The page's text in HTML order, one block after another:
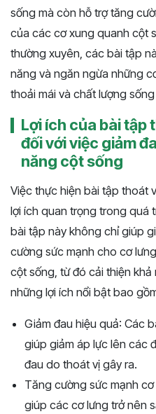
sống mà còn hỗ trợ tăng
của các cơ xung quanh cột
thường xuyên, các bài tập
năng và ngăn ngừa những
thoải mái và chất lượng
Lợi ích của bài tập
đối với việc giảm
năng cột sống
Việc thực hiện bài tập thoát
lợi ích quan trọng trong quá
bài tập này không chỉ giúp
cường sức mạnh cho cơ
cột sống, từ đó cải thiện khả
những lợi ích nổi bật bao
Giảm đau hiệu quả: Các
giúp giảm áp lực lên các
đau do thoát vị gây ra.
Tăng cường sức mạnh
giúp các cơ lưng trở nên